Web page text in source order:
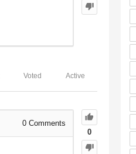
Active
Voted
0
0 Comments